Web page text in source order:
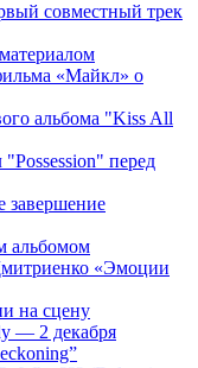
совместный трек
«Майкл» о
альбома "Kiss All
перед
завершение
альбомом
«Эмоции
на сцену
— 2 декабря